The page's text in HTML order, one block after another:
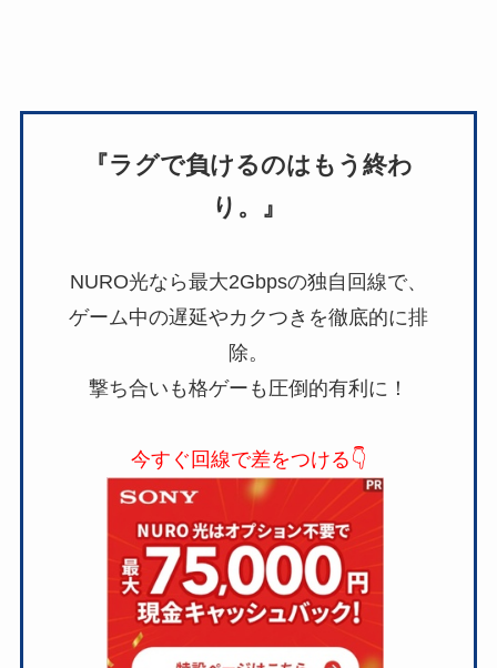
『ラグで負けるのはもう終わ
り。』
NURO光なら最大2Gbpsの独自回線で、
ゲーム中の遅延やカクつきを徹底的に排
除。
撃ち合いも格ゲーも圧倒的有利に！
今すぐ回線で差をつける👇